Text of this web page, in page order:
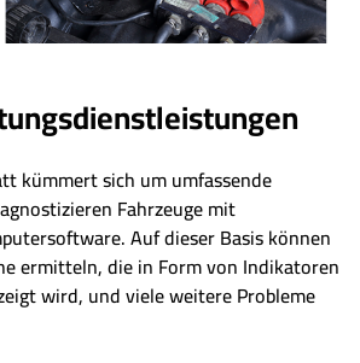
kümmert sich um umfassende
Fahrzeuge mit
Auf dieser Basis können
ermitteln, die in Form von Indikatoren
wird, und viele weitere Probleme